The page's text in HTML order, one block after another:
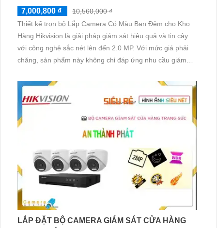
7,000,800 ₫
10,560,000 ₫
Thiết kế trọn bộ Lắp Camera Có Màu Ban Đêm cho Kho
Hàng Hikvision là giải pháp giám sát hiệu quả và tin cậy
với công nghệ sắc nét lên đến 2.0 MP. Với mức giá phải
chăng, sản phẩm này không chỉ đáp ứng nhu cầu giám
tốt, đặc biệt là vào ban đêm
LẮP ĐẶT BỘ CAMERA GIÁM SÁT CỬA HÀNG